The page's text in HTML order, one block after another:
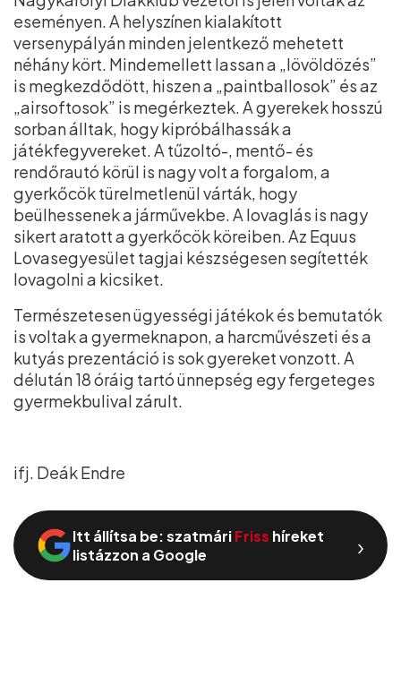
eseményen. A helyszínen kialakított
versenypályán minden jelentkező mehetett
néhány kört. Mindemellett lassan a „lövöldözés”
is megkezdődött, hiszen a „paintballosok” és az
„airsoftosok” is megérkeztek. A gyerekek hosszú
sorban álltak, hogy kipróbálhassák a
játékfegyvereket. A tűzoltó-, mentő- és
rendőrautó körül is nagy volt a forgalom, a
gyerkőcök türelmetlenül várták, hogy
beülhessenek a járművekbe. A lovaglás is nagy
sikert aratott a gyerkőcök köreiben. Az Equus
Lovasegyesület tagjai készségesen segítették
lovagolni a kicsiket.
Természetesen ügyességi játékok és bemutatók
is voltak a gyermeknapon, a harcművészeti és a
kutyás prezentáció is sok gyereket vonzott. A
délután 18 óráig tartó ünnepség egy fergeteges
gyermekbulival zárult.
ifj. Deák Endre
Itt állítsa be: szatmáriFriss híreket
listázzon a Google
›